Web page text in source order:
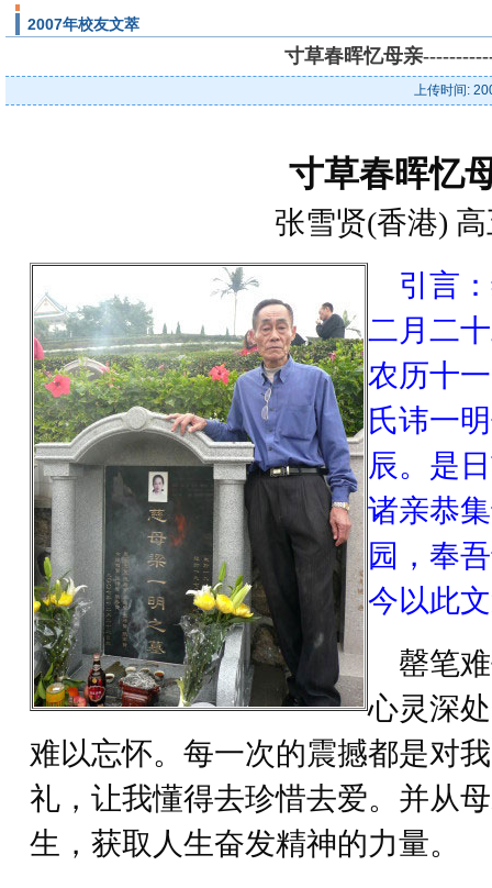
2007年校友文萃
寸草春晖忆母亲
上传时间:
寸草春晖忆
张雪贤(香港)
引言
二月二
农历十
氏讳一
辰。是
诸亲恭
园，奉
今以此
罄笔难
心灵深
难以忘怀。每一次的震撼都是对
礼，让我懂得去珍惜去爱。并从
生，获取人生奋发精神的力量。